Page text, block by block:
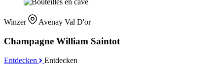
Winzer Avenay Val D'or
Champagne William Saintot
Entdecken Entdecken